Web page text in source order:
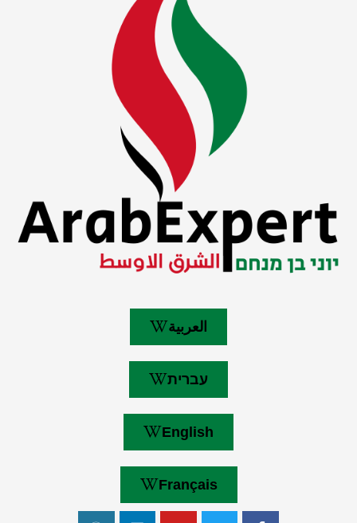
العربية
עברית
English
Français